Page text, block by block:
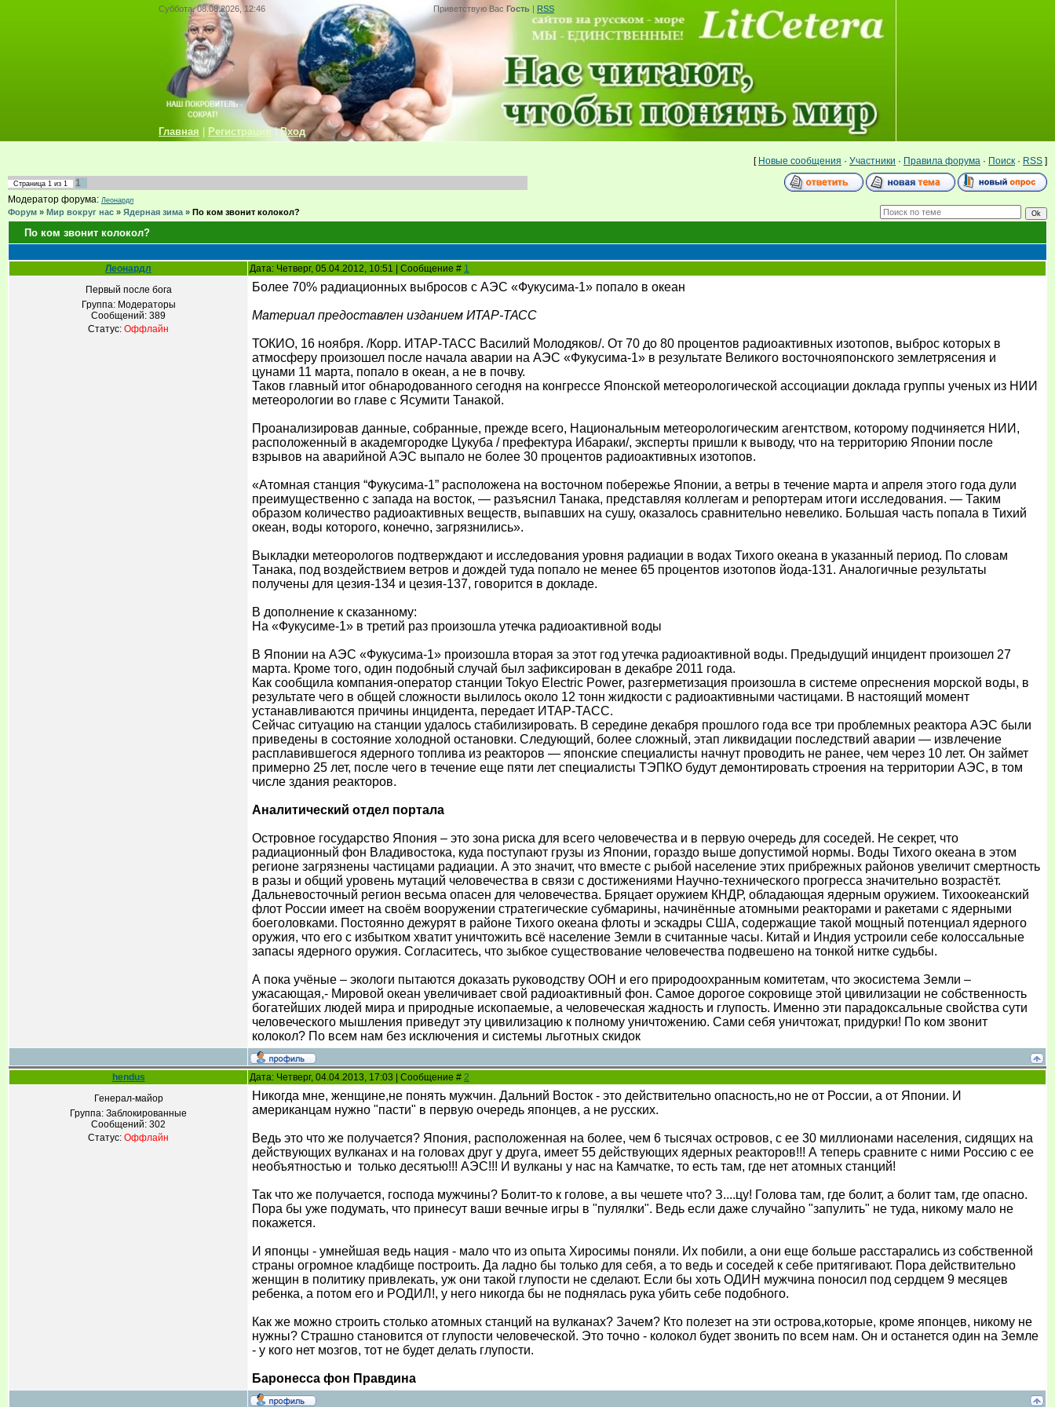
Суббота, 08.08.2026, 12:46 Приветствую Вас Гость | RSS
Главная Регистрация|Вход
[ Новые сообщения · Участники · Правила форума · Поиск · RSS ]
Страница 1 из 1
1
Модератор форума: Леонардл
Форум » Мир вокруг нас » Ядерная зима » По ком звонит колокол?
По ком звонит колокол?
Леонардл Дата: Четверг, 05.04.2012, 10:51 | Сообщение # 1
Первый после бога
Группа: Модераторы
Сообщений: 389
Статус: Оффлайн
Более 70% радиационных выбросов с АЭС «Фукусима-1» попало в океан
Материал предоставлен изданием ИТАР-ТАСС
ТОКИО, 16 ноября. /Корр. ИТАР-ТАСС Василий Молодяков/. От 70 до 80 процентов радиоактивных изотопов, выброс которых в
атмосферу произошел после начала аварии на АЭС «Фукусима-1» в результате Великого восточнояпонского землетрясения и
цунами 11 марта, попало в океан, а не в почву.
Таков главный итог обнародованного сегодня на конгрессе Японской метеорологической ассоциации доклада группы ученых из НИИ
метеорологии во главе с Ясумити Танакой.
Проанализировав данные, собранные, прежде всего, Национальным метеорологическим агентством, которому подчиняется НИИ,
расположенный в академгородке Цукуба / префектура Ибараки/, эксперты пришли к выводу, что на территорию Японии после
взрывов на аварийной АЭС выпало не более 30 процентов радиоактивных изотопов.
«Атомная станция “Фукусима-1” расположена на восточном побережье Японии, а ветры в течение марта и апреля этого года дули
преимущественно с запада на восток, — разъяснил Танака, представляя коллегам и репортерам итоги исследования. — Таким
образом количество радиоактивных веществ, выпавших на сушу, оказалось сравнительно невелико. Большая часть попала в Тихий
океан, воды которого, конечно, загрязнились».
Выкладки метеорологов подтверждают и исследования уровня радиации в водах Тихого океана в указанный период. По словам
Танака, под воздействием ветров и дождей туда попало не менее 65 процентов изотопов йода-131. Аналогичные результаты
получены для цезия-134 и цезия-137, говорится в докладе.
В дополнение к сказанному:
На «Фукусиме-1» в третий раз произошла утечка радиоактивной воды
В Японии на АЭС «Фукусима-1» произошла вторая за этот год утечка радиоактивной воды. Предыдущий инцидент произошел 27
марта. Кроме того, один подобный случай был зафиксирован в декабре 2011 года.
Как сообщила компания-оператор станции Tokyo Electric Power, разгерметизация произошла в системе опреснения морской воды, в
результате чего в общей сложности вылилось около 12 тонн жидкости с радиоактивными частицами. В настоящий момент
устанавливаются причины инцидента, передает ИТАР-ТАСС.
Сейчас ситуацию на станции удалось стабилизировать. В середине декабря прошлого года все три проблемных реактора АЭС были
приведены в состояние холодной остановки. Следующий, более сложный, этап ликвидации последствий аварии — извлечение
расплавившегося ядерного топлива из реакторов — японские специалисты начнут проводить не ранее, чем через 10 лет. Он займет
примерно 25 лет, после чего в течение еще пяти лет специалисты ТЭПКО будут демонтировать строения на территории АЭС, в том
числе здания реакторов.
Аналитический отдел портала
Островное государство Япония – это зона риска для всего человечества и в первую очередь для соседей. Не секрет, что
радиационный фон Владивостока, куда поступают грузы из Японии, гораздо выше допустимой нормы. Воды Тихого океана в этом
регионе загрязнены частицами радиации. А это значит, что вместе с рыбой население этих прибрежных районов увеличит смертность
в разы и общий уровень мутаций человечества в связи с достижениями Научно-технического прогресса значительно возрастёт.
Дальневосточный регион весьма опасен для человечества. Бряцает оружием КНДР, обладающая ядерным оружием. Тихоокеанский
флот России имеет на своём вооружении стратегические субмарины, начинённые атомными реакторами и ракетами с ядерными
боеголовками. Постоянно дежурят в районе Тихого океана флоты и эскадры США, содержащие такой мощный потенциал ядерного
оружия, что его с избытком хватит уничтожить всё население Земли в считанные часы. Китай и Индия устроили себе колоссальные
запасы ядерного оружия. Согласитесь, что зыбкое существование человечества подвешено на тонкой нитке судьбы.
А пока учёные – экологи пытаются доказать руководству ООН и его природоохранным комитетам, что экосистема Земли –
ужасающая,- Мировой океан увеличивает свой радиоактивный фон. Самое дорогое сокровище этой цивилизации не собственность
богатейших людей мира и природные ископаемые, а человеческая жадность и глупость. Именно эти парадоксальные свойства сути
человеческого мышления приведут эту цивилизацию к полному уничтожению. Сами себя уничтожат, придурки! По ком звонит
колокол? По всем нам без исключения и системы льготных скидок
hendus Дата: Четверг, 04.04.2013, 17:03 | Сообщение # 2
Генерал-майор
Группа: Заблокированные
Сообщений: 302
Статус: Оффлайн
Никогда мне, женщине,не понять мужчин. Дальний Восток - это действительно опасность,но не от России, а от Японии. И
американцам нужно "пасти" в первую очередь японцев, а не русских.
Ведь это что же получается? Япония, расположенная на более, чем 6 тысячах островов, с ее 30 миллионами населения, сидящих на
действующих вулканах и на головах друг у друга, имеет 55 действующих ядерных реакторов!!! А теперь сравните с ними Россию с ее
необъятностью и только десятью!!! АЭС!!! И вулканы у нас на Камчатке, то есть там, где нет атомных станций!
Так что же получается, господа мужчины? Болит-то к голове, а вы чешете что? З....цу! Голова там, где болит, а болит там, где опасно.
Пора бы уже подумать, что принесут ваши вечные игры в "пулялки". Ведь если даже случайно "запулить" не туда, никому мало не
покажется.
И японцы - умнейшая ведь нация - мало что из опыта Хиросимы поняли. Их побили, а они еще больше расстарались из собственной
страны огромное кладбище построить. Да ладно бы только для себя, а то ведь и соседей к себе притягивают. Пора действительно
женщин в политику привлекать, уж они такой глупости не сделают. Если бы хоть ОДИН мужчина поносил под сердцем 9 месяцев
ребенка, а потом его и РОДИЛ!, у него никогда бы не поднялась рука убить себе подобного.
Как же можно строить столько атомных станций на вулканах? Зачем? Кто полезет на эти острова,которые, кроме японцев, никому не
нужны? Страшно становится от глупости человеческой. Это точно - колокол будет звонить по всем нам. Он и останется один на Земле
- у кого нет мозгов, тот не будет делать глупости.
Баронесса фон Правдина